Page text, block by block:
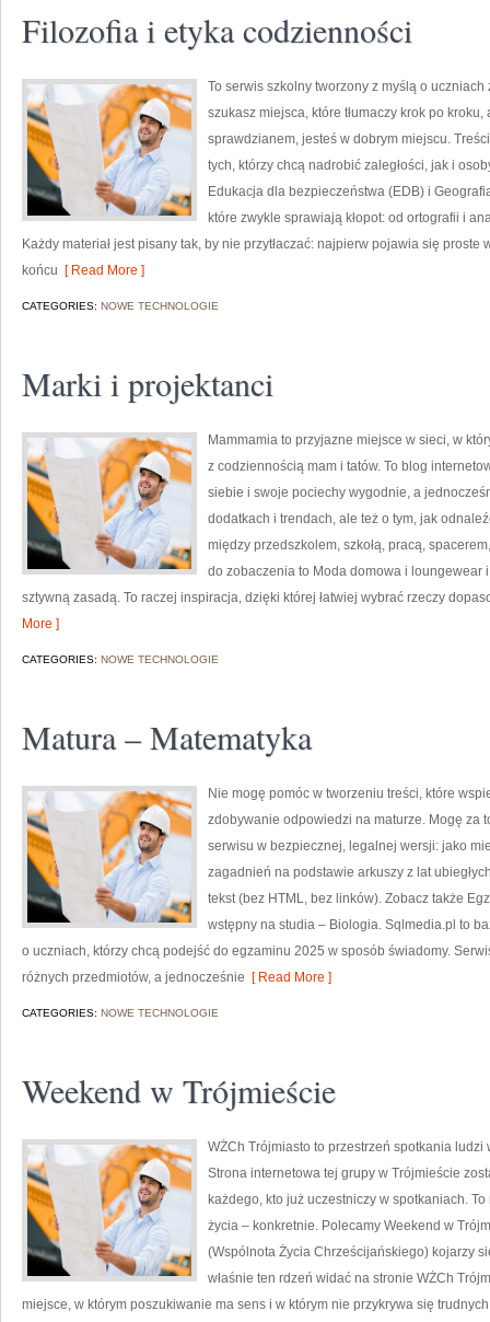
Filozofia i etyka codzienności
To serwis szkolny tworzony z myślą o
szukasz miejsca, które tłumaczy krok po
sprawdzianem, jesteś w dobrym miejscu.
tych, którzy chcą nadrobić zaległości, jak i
Edukacja dla bezpieczeństwa (EDB) i
które zwykle sprawiają kłopot: od ortografii i
Każdy materiał jest pisany tak, by nie przytłaczać: najpierw pojawia się
końcu [ Read More ]
CATEGORIES: NOWE TECHNOLOGIE
Marki i projektanci
Mammamia to przyjazne miejsce w sieci, w
z codziennością mam i tatów. To blog
siebie i swoje pociechy wygodnie, a
dodatkach i trendach, ale też o tym, jak
między przedszkolem, szkołą, pracą,
do zobaczenia to Moda domowa i loungewear
sztywną zasadą. To raczej inspiracja, dzięki której łatwiej wybrać rzeczy
More ]
CATEGORIES: NOWE TECHNOLOGIE
Matura – Matematyka
Nie mogę pomóc w tworzeniu treści, które
zdobywanie odpowiedzi na maturze. Mogę za
serwisu w bezpiecznej, legalnej wersji: jako
zagadnień na podstawie arkuszy z lat
tekst (bez HTML, bez linków). Zobacz także
wstępny na studia – Biologia. Sqlmedia.pl to
o uczniach, którzy chcą podejść do egzaminu 2025 w sposób świadomy.
różnych przedmiotów, a jednocześnie [ Read More ]
CATEGORIES: NOWE TECHNOLOGIE
Weekend w Trójmieście
WŻCh Trójmiasto to przestrzeń spotkania
Strona internetowa tej grupy w Trójmieście
każdego, kto już uczestniczy w spotkaniach.
życia – konkretnie. Polecamy Weekend w
(Wspólnota Życia Chrześcijańskiego) kojarzy
właśnie ten rdzeń widać na stronie WŻCh
miejsce, w którym poszukiwanie ma sens i w którym nie przykrywa się